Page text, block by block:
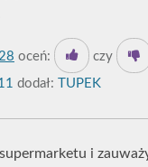
oceń: czy
dodał: TUPEK
i